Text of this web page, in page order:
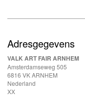
Adresgegevens
VALK ART FAIR ARNHEM
Amsterdamseweg 505
6816 VK ARNHEM
Nederland
XX